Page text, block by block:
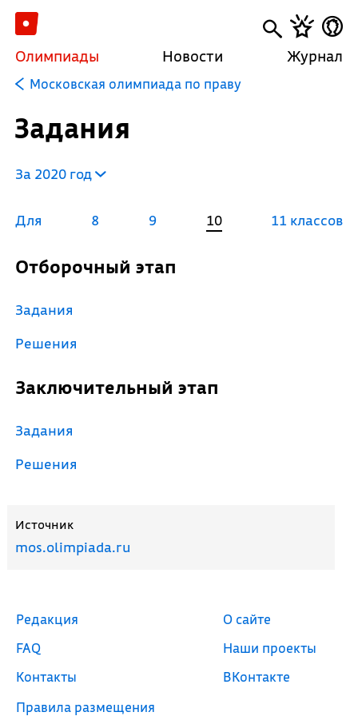
Олимпиады Новости Журнал
Московская олимпиада по праву
Задания
За 2020 год
Для 8 9 10 11 классов
Отборочный этап
Задания
Решения
Заключительный этап
Задания
Решения
Источник
mos.olimpiada.ru
Редакция
FAQ
Контакты
Правила размещения
О сайте
Наши проекты
ВКонтакте